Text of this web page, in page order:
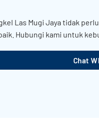
Las Mugi Jaya tidak
Hubungi kami untuk
Chat